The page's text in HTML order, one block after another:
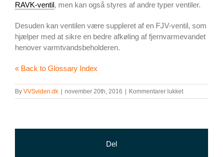
RAVK-ventil, men kan også styres af andre typer ventiler.
Desuden kan ventilen være suppleret af en FJV-ventil, som
hjælper med at sikre en bedre afkøling af fjernvarmevandet
henover varmtvandsbeholderen.
« Back to Glossary Index
By VVSviden.dk november 20th, 2016 Kommentarer lukkettil
Del